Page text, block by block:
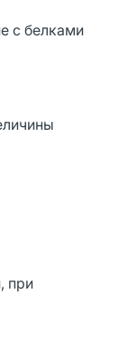
с белками
при